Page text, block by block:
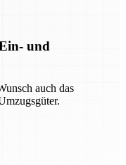
und
auch das